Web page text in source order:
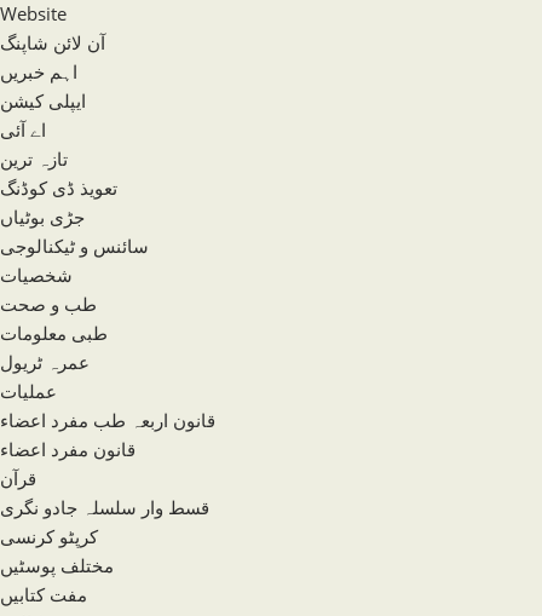
Website
آن لائن شاپنگ
اہم خبریں
ایپلی کیشن
اے آئی
تازہ ترین
تعویذ ڈی کوڈنگ
جڑی بوٹیاں
سائنس و ٹیکنالوجی
شخصیات
طب و صحت
طبی معلومات
عمرہ ٹریول
عملیات
قانون اربعہ طب مفرد اعضاء
قانون مفرد اعضاء
قرآن
قسط وار سلسلہ جادو نگری
کرپٹو کرنسی
مختلف پوسٹیں
مفت کتابیں